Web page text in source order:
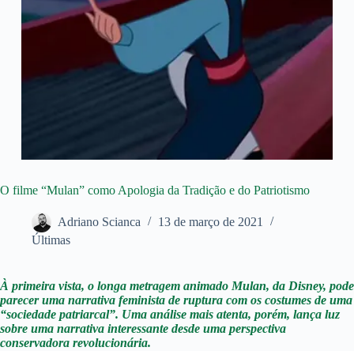
O filme “Mulan” como Apologia da Tradição e do Patriotismo
Adriano Scianca
13 de março de 2021
Últimas
À primeira vista, o longa metragem animado Mulan, da Disney, pode
parecer uma narrativa feminista de ruptura com os costumes de uma
“sociedade patriarcal”. Uma análise mais atenta, porém, lança luz
sobre uma narrativa interessante desde uma perspectiva
conservadora revolucionária.